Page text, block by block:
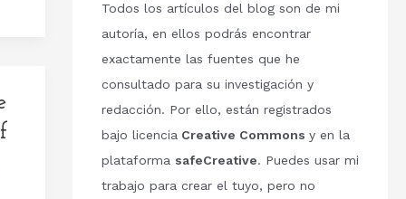
Todos los artículos del blog son de mi
autoría, en ellos podrás encontrar
exactamente las fuentes que he
consultado para su investigación y
redacción. Por ello, están registrados
bajo licencia Creative Commons y en la
plataforma safeCreative. Puedes usar mi
trabajo para crear el tuyo, pero no